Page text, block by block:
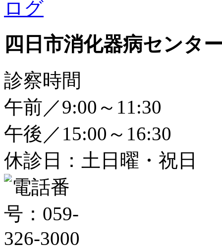
四日市消化器病センタ
診察時間
午前／9:00～11:30
午後／15:00～16:30
休診日：土日曜・祝日